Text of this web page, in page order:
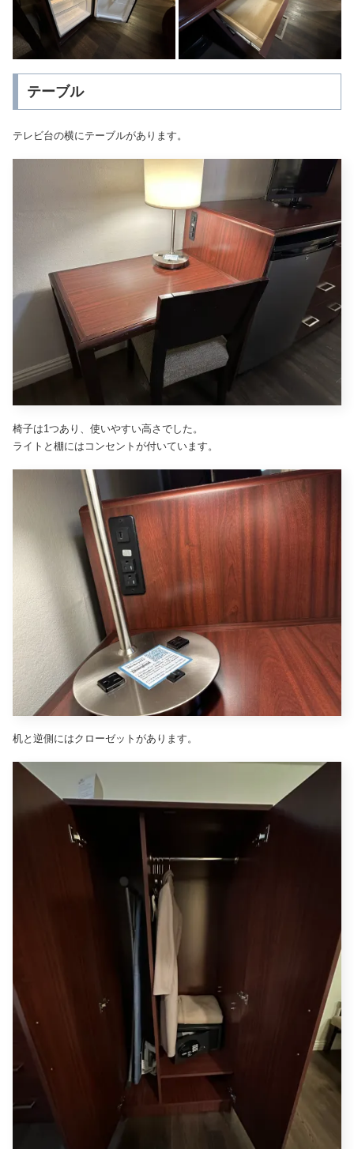
テーブル
テレビ台の横にテーブルがあります。
椅子は1つあり、使いやすい高さでした。
ライトと棚にはコンセントが付いています。
机と逆側にはクローゼットがあります。